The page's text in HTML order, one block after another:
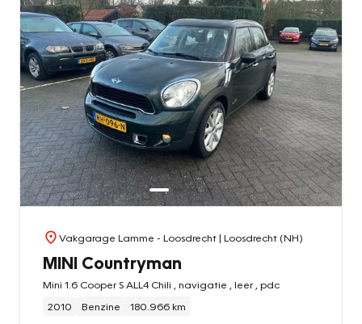
Vakgarage Lamme - Loosdrecht| Loosdrecht (NH)
MINI Countryman
Mini 1.6 Cooper S ALL4 Chili , navigatie , leer , pdc
2010
Benzine 180.966 km